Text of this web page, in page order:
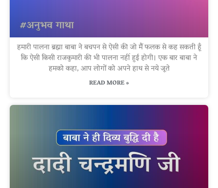
हमारी पालना ब्रह्मा बाबा ने बचपन से ऐसी की जो मैं फलक से कह सकती हूँ
कि ऐसी किसी राजकुमारी की भी पालना नहीं हुई होगी। एक बार बाबा ने
हमको कहा, आप लोगों को अपने हाथ से नये जूते
READ MORE »